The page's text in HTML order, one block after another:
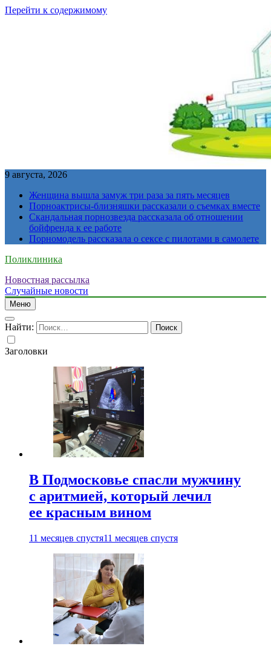
Перейти к содержимому
9 августа, 2026
Женщина вышла замуж три раза за пять месяцев
Порноактрисы-близняшки рассказали о съемках вместе
Скандальная порнозвезда рассказала об отношении
бойфренда к ее работе
Порномодель рассказала о сексе с пилотами в самолете
Поликлиника
Новостная рассылка
Случайные новости
Меню
Найти:
Заголовки
В Подмосковье спасли мужчину
с аритмией, который лечил
ее красным вином
11 месяцев спустя11 месяцев спустя